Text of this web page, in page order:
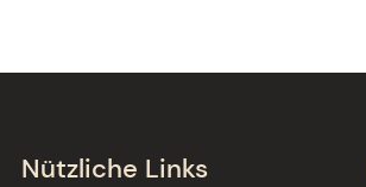
Nützliche Links